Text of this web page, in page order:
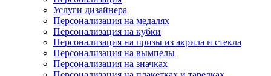
Услуги дизайнера
Персонализация на медалях
Персонализация на кубки
Персонализация на призы из акрила и стекла
Персонализация на вымпелы
Персонализация на значках